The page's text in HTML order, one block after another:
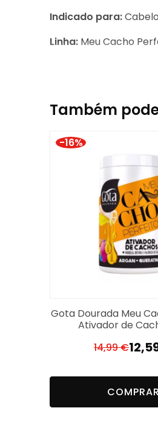
Indicado para:
Linha: Meu Cacho
Também
-16%
Gota Dourada Meu
Ativador de
14,99€ O
era:
O
é:
COMPRAR